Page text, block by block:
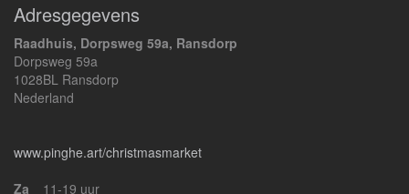
Adresgegevens
Raadhuis, Dorpsweg 59a, Ransdorp
Dorpsweg 59a
1028BL Ransdorp
Nederland
www.pinghe.art/christmasmarket
Za
11-19 uur